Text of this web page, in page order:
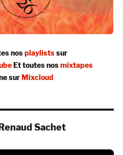
nosplaylistssur
Et toutes nosmixtapes
surMixcloud
Sachet